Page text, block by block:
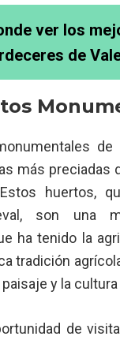
ver los
de
de
más preciadas
huertos,
son una
ha tenido la
tradición
y la
de